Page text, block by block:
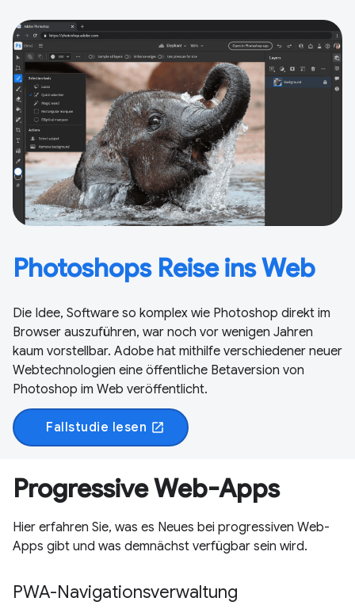
Photoshops Reise ins Web
Die Idee, Software so komplex wie Photoshop direkt im
Browser auszuführen, war noch vor wenigen Jahren
kaum vorstellbar. Adobe hat mithilfe verschiedener neuer
Webtechnologien eine öffentliche Betaversion von
Photoshop im Web veröffentlicht.
Fallstudie lesen open_in_new
Progressive Web-Apps
Hier erfahren Sie, was es Neues bei progressiven Web-
Apps gibt und was demnächst verfügbar sein wird.
PWA-Navigationsverwaltung